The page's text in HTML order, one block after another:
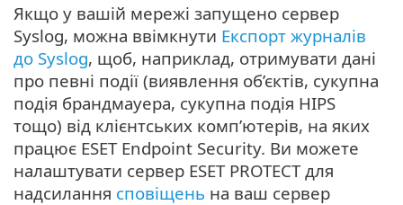
Якщо у вашій мережі запущено сервер
Syslog, можна ввімкнути Експорт журналів
до Syslog, щоб, наприклад, отримувати дані
про певні події (виявлення об’єктів, сукупна
подія брандмауера, сукупна подія HIPS
тощо) від клієнтських комп’ютерів, на яких
працює ESET Endpoint Security. Ви можете
налаштувати сервер ESET PROTECT для
надсилання сповіщень на ваш сервер